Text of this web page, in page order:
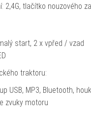
2,4G, tlačítko nouzového
start, 2 x vpřed / vzad
traktoru:
USB, MP3, Bluetooth,
zvuky motoru